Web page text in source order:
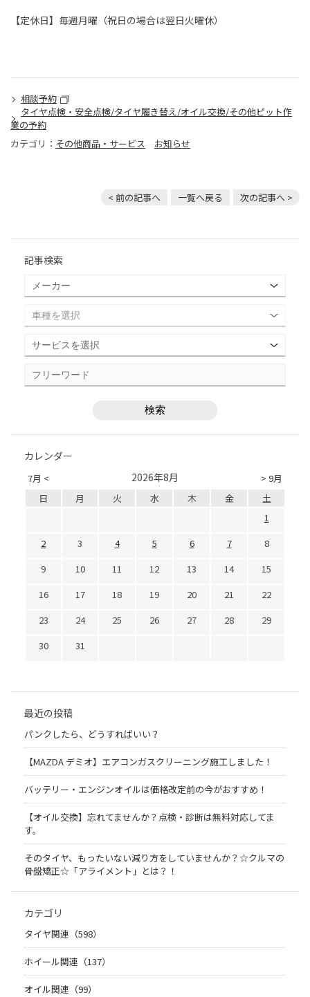
【定休日】毎週月曜（祝日の場合は翌日火曜休）
相談予約
タイヤ点検・安全点検/タイヤ履き替え/オイル交換/その他ピット作
業の予約
カテゴリ： その他商品・サービス お知らせ
< 前の記事へ 一覧へ戻る 次の記事へ >
記事検索
カレンダー
7月 < > 9月
2026年8月
日 月 火 水 木 金
土
1
2
3 4 5 6 7
8
9
10 11 12 13 14
15
16
17 18 19 20 21
22
23
24 25 26 27 28
29
30
31
最近の投稿
パンクしたら、どうすればいい？
【MAZDA デミオ】エアコンガスクリーニング施工しました！
バッテリー・エンジンオイルは価格改定前の今がおすすめ！
【オイル交換】忘れてませんか？点検・診断は無料対応してま
す。
そのタイヤ、もったいない減り方をしていませんか？☆クルマの
骨盤矯正☆「アライメント」とは？！
カテゴリ
タイヤ関連（598）
ホイール関連（137）
オイル関連（99）